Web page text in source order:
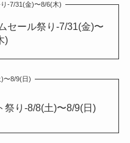
-7/31(金)〜8/6(木)
セール祭り-7/31(金)〜
)
〜8/9(日)
祭り-8/8(土)〜8/9(日)